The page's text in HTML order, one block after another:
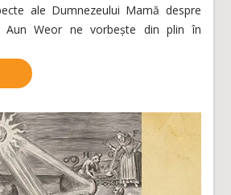
ale Dumnezeului Mamă despre
Aun Weor ne vorbește din plin în